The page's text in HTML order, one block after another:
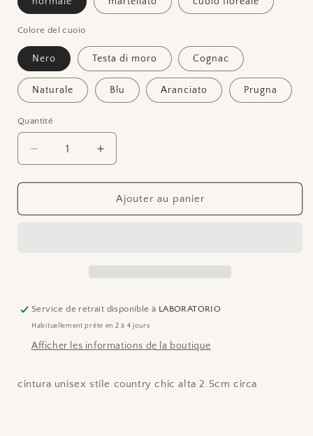
Colore del cuoio
Nero Testa di moro Cognac
Naturale Blu Aranciato Prugna
Quantité
Réduire
la
quantité
Cintura
Augmenter
la
quantité
Cintura
Ajouter au panier
Service de retrait disponible à LABORATORIO
Habituellement prête en 2 à 4 jours
Afficher les informations de la boutique
cintura unisex stile country chic alta 2.5cm circa